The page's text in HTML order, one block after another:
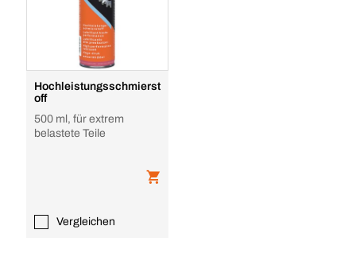
Hochleistungsschmierst
off
500 ml, für extrem
belastete Teile
Vergleichen